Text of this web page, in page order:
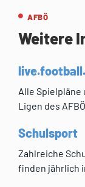
AFBÖ
Weitere
Alle
Ligen des AFBÖ.
Schulsport
Zahlreiche
finden jährlich